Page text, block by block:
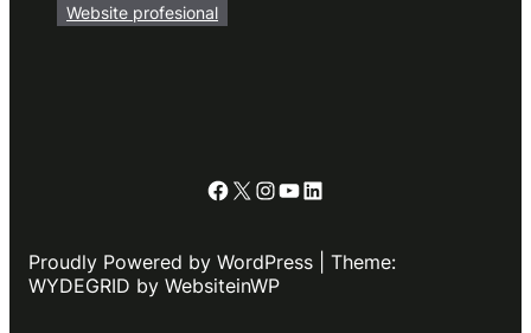
Website profesional
Facebook
X Instagram
YouTube
LinkedIn
Proudly Powered by WordPress | Theme:
WYDEGRID by WebsiteinWP